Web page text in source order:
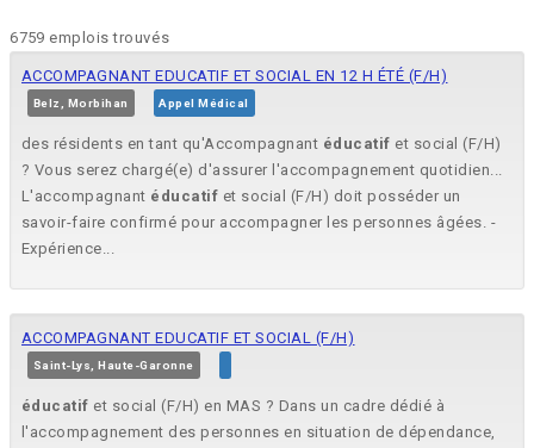
6759 emplois trouvés
ACCOMPAGNANT EDUCATIF ET SOCIAL EN 12 H ÉTÉ (F/H)
Belz, Morbihan Appel Médical
des résidents en tant qu'Accompagnant éducatif et social (F/H)
? Vous serez chargé(e) d'assurer l'accompagnement quotidien...
L'accompagnant éducatif et social (F/H) doit posséder un
savoir-faire confirmé pour accompagner les personnes âgées. -
Expérience...
ACCOMPAGNANT EDUCATIF ET SOCIAL (F/H)
Saint-Lys, Haute-Garonne
éducatif et social (F/H) en MAS ? Dans un cadre dédié à
l'accompagnement des personnes en situation de dépendance,